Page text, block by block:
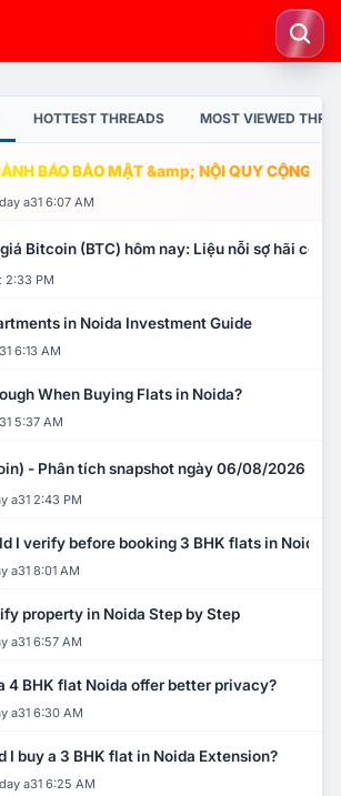
HOTTEST THREADS MOST VIEWED
BÁO BẢO MẬT &amp; NỘI QUY CỘNG
a31 6:07 AM
Bitcoin (BTC) hôm nay: Liệu nỗi sợ hãi có
2:33 PM
in Noida Investment Guide
6:13 AM
When Buying Flats in Noida?
5:37 AM
- Phân tích snapshot ngày 06/08/2026
a31 2:43 PM
I verify before booking 3 BHK flats in Noida?
a31 8:01 AM
property in Noida Step by Step
a31 6:57 AM
4 BHK flat Noida offer better privacy?
a31 6:30 AM
I buy a 3 BHK flat in Noida Extension?
a31 6:25 AM